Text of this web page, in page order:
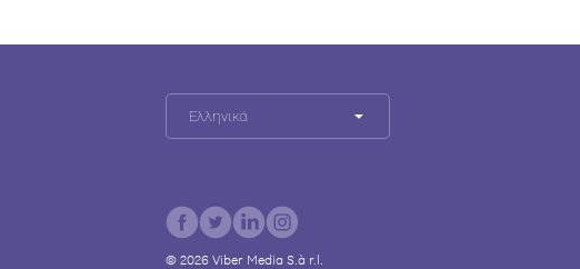
Ελληνικά
© 2026 Viber Media S.à r.l.